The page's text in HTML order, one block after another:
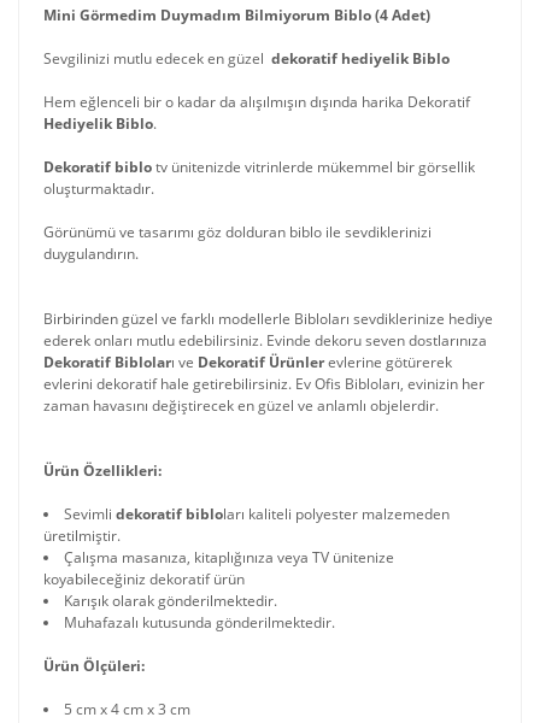
Mini Görmedim Duymadım Bilmiyorum Biblo (4 Adet)
Sevgilinizi mutlu edecek en güzel dekoratif hediyelik Biblo
Hem eğlenceli bir o kadar da alışılmışın dışında harika Dekoratif
Hediyelik Biblo.
Dekoratif biblotv ünitenizde vitrinlerde mükemmel bir görsellik
oluşturmaktadır.
Görünümü ve tasarımı göz dolduran biblo ile sevdiklerinizi
duygulandırın.
Birbirinden güzel ve farklı modellerle Bibloları sevdiklerinize hediye
ederek onları mutlu edebilirsiniz. Evinde dekoru seven dostlarınıza
Dekoratif Bibloları ve Dekoratif Ürünlerevlerine götürerek
evlerini dekoratif hale getirebilirsiniz. Ev Ofis Bibloları, evinizin her
zaman havasını değiştirecek en güzel ve anlamlı objelerdir.
Ürün Özellikleri:
Sevimli dekoratif bibloları kaliteli polyester malzemeden
üretilmiştir.
Çalışma masanıza, kitaplığınıza veya TV ünitenize
koyabileceğiniz dekoratif ürün
Karışık olarak gönderilmektedir.
Muhafazalı kutusunda gönderilmektedir.
Ürün Ölçüleri:
5 cm x 4 cm x 3 cm